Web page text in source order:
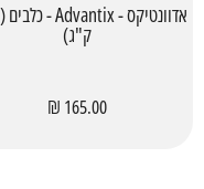
ק"ג)
165.00 ₪